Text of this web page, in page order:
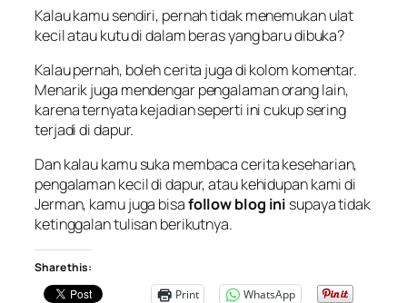
Kalau kamu sendiri, pernah tidak menemukan ulat
kecil atau kutu di dalam beras yang baru dibuka?
Kalau pernah, boleh cerita juga di kolom komentar.
Menarik juga mendengar pengalaman orang lain,
karena ternyata kejadian seperti ini cukup sering
terjadi di dapur.
Dan kalau kamu suka membaca cerita keseharian,
pengalaman kecil di dapur, atau kehidupan kami di
Jerman, kamu juga bisafollow blog ini supaya tidak
ketinggalan tulisan berikutnya.
Share this:
Print
WhatsApp